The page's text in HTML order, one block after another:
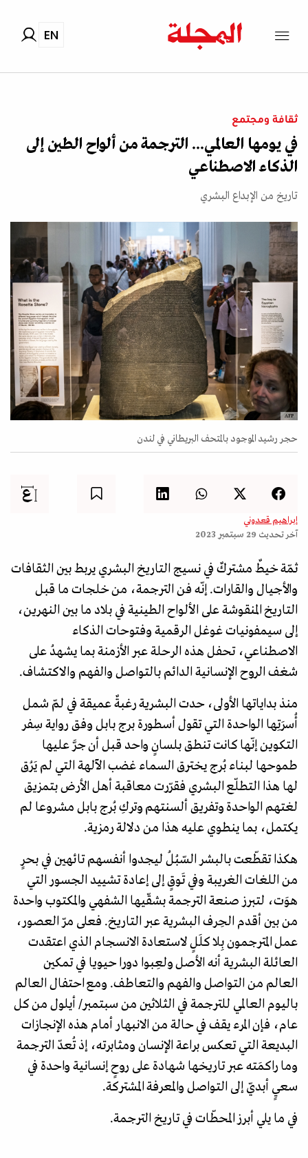
EN
ثقافة ومجتمع
في يومها العالمي... الترجمة من ألواح الطين إلى
الذكاء الاصطناعي
تاريخ من الإبداع البشري
AFP
حجر رشيد الموجود بالمتحف البريطاني في لندن
إبراهيم قعدوني
آخر تحديث 29 سبتمبر 2023
ثمّة خيطٌ مشتركٌ في نسيج التاريخ البشري يربط بين الثقافات
والأجيال والقارات. إنّه فن الترجمة، من خلجات ما قبل
التاريخ المنقوشة على الألواح الطينية في بلاد ما بين النهرين،
إلى سيمفونيات غوغل الرقمية وفتوحات الذكاء
الاصطناعي، تحفل هذه الرحلة عبر الأزمنة بما يشهدُ على
شغف الروح الإنسانية الدائم بالتواصل والفهم والاكتشاف.
منذ بداياتها الأولى، حدت البشرية رغبةٌ عميقة في لمّ شمل
أُسرَتِها الواحدة التي تقول أسطورة برج بابل وفق رواية سِفر
التكوين إنّها كانت تنطق بلسانٍ واحد قبل أن جرَّ عليها
طموحها لبناء بُرج يخترق السماء غضب الآلهة التي لم يَرُق
لها هذا التطلّع البشري فقرّرت معاقبة أهل الأرض بتمزيق
لغتهم الواحدة وتفريق ألسنتهم وتركِ بُرج بابل مشروعا لم
يكتمل، بما ينطوي عليه هذا من دلالة رمزية.
هكذا تقطّعت بالبشر السّبُلُ ليجدوا أنفسهم تائهين في بحرٍ
من اللغات الغريبة وفي تَوقٍ إلى إعادة تشييد الجسور التي
هوَت، لتبرز صنعة الترجمة بشقّيها الشفهي والمكتوب واحدة
من بين أقدم الحِرف البشرية عبر التاريخ. فعلى مرّ العصور،
عمل المترجمون بِلا كلَلٍ لاستعادة الانسجام الذي اعتقدت
العائلة البشرية أنه الأصل ولعِبوا دورا حيويا في تمكين
العالم من التواصل والفهم والتعاطف. ومع احتفال العالم
باليوم العالمي للترجمة في الثلاثين من سبتمبر/ أيلول من كل
عام، فإن المرء يقف في حالة من الانبهار أمام هذه الإنجازات
البديعة التي تعكس براعة الإنسان ومثابرته، إذ تُعدّ الترجمة
وما راكمَته عبر تاريخها شهادة على روحٍ إنسانية واحدة في
سعيٍ أبديّ إلى التواصل والمعرفة المشتركة.
في ما يلي أبرز المحطّات في تاريخ الترجمة.